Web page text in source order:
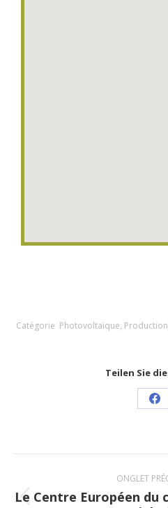
Catégorie Photovoltaïque, Production
Teilen Sie
de
ONGLET
Le Centre Européen du